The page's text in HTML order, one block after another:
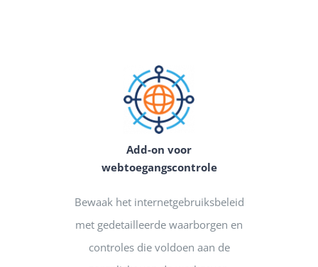
Add-on voor
webtoegangscontrole
Bewaak het internetgebruiksbeleid
met gedetailleerde waarborgen en
controles die voldoen aan de